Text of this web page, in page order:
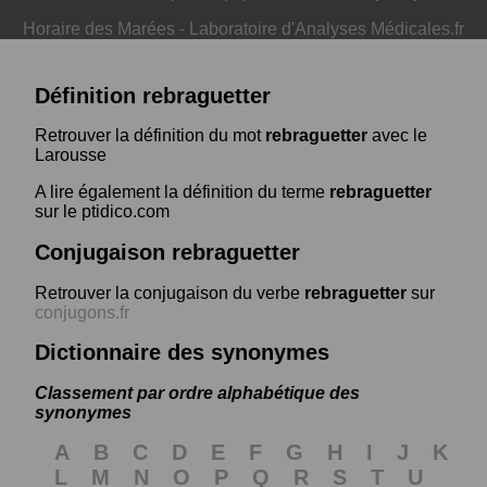
Horaire des Marées - Laboratoire d'Analyses Médicales.fr
Définition rebraguetter
Retrouver la définition du mot rebraguetter avec le
Larousse
A lire également la définition du terme rebraguetter
sur le ptidico.com
Conjugaison rebraguetter
Retrouver la conjugaison du verbe rebraguetter sur
conjugons.fr
Dictionnaire des synonymes
Classement par ordre alphabétique des
synonymes
A B C D E F G H I J
K
L
M N O P Q R S T U